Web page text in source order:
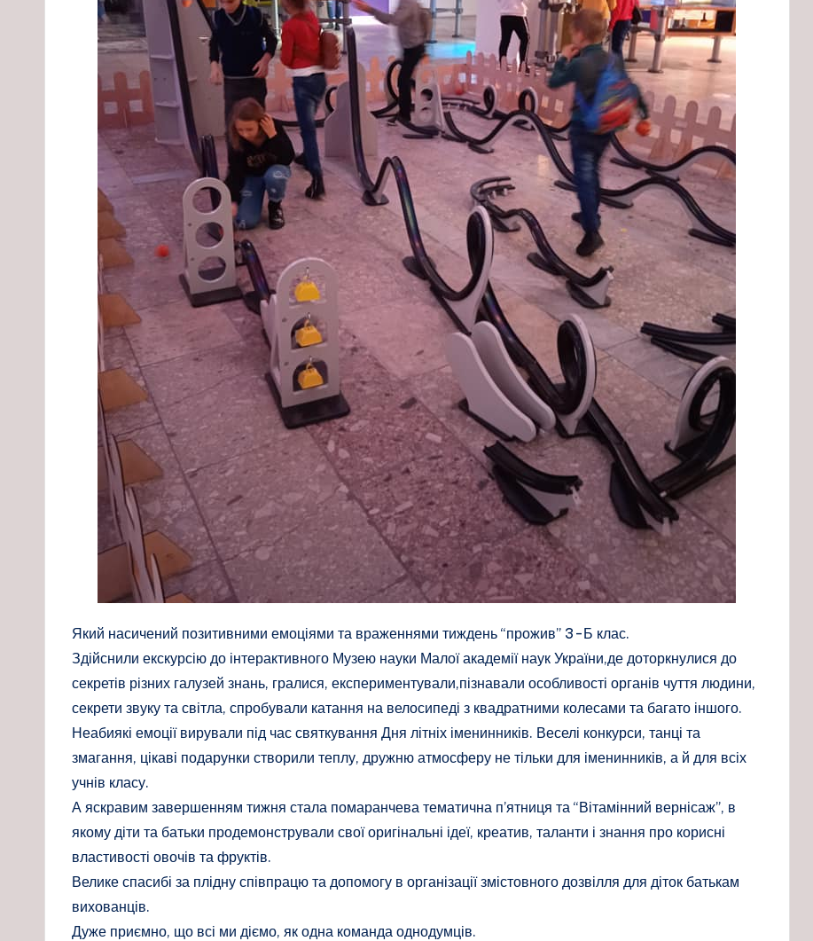
Який насичений позитивними емоціями та враженнями тиждень “прожив” 3-Б клас.
Здійснили екскурсію до інтерактивного Музею науки Малої академії наук України,де доторкнулися до
секретів різних галузей знань, гралися, експериментували,пізнавали особливості органів чуття людини,
секрети звуку та світла, спробували катання на велосипеді з квадратними колесами та багато іншого.
Неабиякі емоції вирували під час святкування Дня літніх іменинників. Веселі конкурси, танці та
змагання, цікаві подарунки створили теплу, дружню атмосферу не тільки для іменинників, а й для всіх
учнів класу.
А яскравим завершенням тижня стала помаранчева тематична п’ятниця та “Вітамінний вернісаж”, в
якому діти та батьки продемонстрували свої оригінальні ідеї, креатив, таланти і знання про корисні
властивості овочів та фруктів.
Велике спасибі за плідну співпрацю та допомогу в організації змістовного дозвілля для діток батькам
вихованців.
Дуже приємно, що всі ми діємо, як одна команда однодумців.